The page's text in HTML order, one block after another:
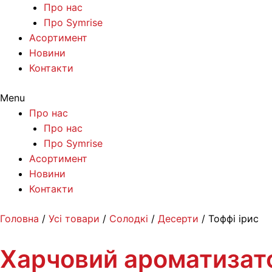
Про нас
Про Symrise
Асортимент
Новини
Контакти
Menu
Про нас
Про нас
Про Symrise
Асортимент
Новини
Контакти
Перейти
вмісту
Головна / Усі товари / Солодкі / Десерти / Тоффі ірис
Харчовий